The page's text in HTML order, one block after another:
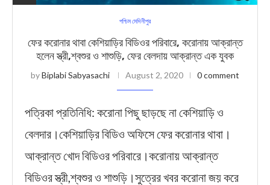
পশ্চিম মেদিনীপুর
ফের করোনার থাবা কেশিয়াড়ির বিডিওর পরিবারে, করোনায় আক্রান্ত
হলেন স্ত্রী,শ্বশুর ও শাশুড়ি, ফের বেলদায় আক্রান্ত এক যুবক
byBiplabi Sabyasachi August 2, 2020 0 comment
পত্রিকা প্রতিনিধি: করোনা পিছু ছাড়ছে না কেশিয়াড়ি ও
বেলদার।কেশিয়াড়ির বিডিও অফিসে ফের করোনার থাবা।
আক্রান্ত খোদ বিডিওর পরিবারে।করোনায় আক্রান্ত
বিডিওর স্ত্রী,শ্বশুর ও শাশুড়ি।সুত্রের খবর করোনা জয় করে